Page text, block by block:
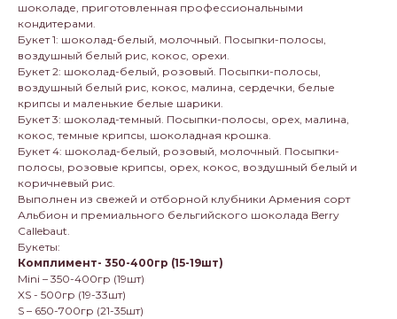
шоколаде, приготовленная профессиональными
кондитерами.
Букет 1: шоколад-белый, молочный. Посыпки-полосы,
воздушный белый рис, кокос, орехи.
Букет 2: шоколад-белый, розовый. Посыпки-полосы,
воздушный белый рис, кокос, малина, сердечки, белые
крипсы и маленькие белые шарики.
Букет 3: шоколад-темный. Посыпки-полосы, орех, малина,
кокос, темные крипсы, шоколадная крошка.
Букет 4: шоколад-белый, розовый, молочный. Посыпки-
полосы, розовые крипсы, орех, кокос, воздушный белый и
коричневый рис.
Выполнен из свежей и отборной клубники Армения сорт
Альбион и премиального бельгийского шоколада Berry
Callebaut.
Букеты:
Комплимент- 350-400гр (15-19шт)
Mini – 350-400гр (19шт)
XS - 500гр (19-33шт)
S – 650-700гр (21-35шт)